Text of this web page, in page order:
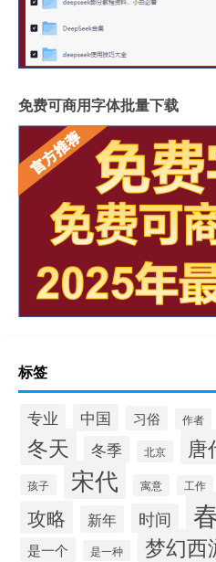
免费可商用字体批量下载
标签
专业 中国 习俗 作者
冬天 冬季 北京 唐
孩子 宋代 寓意 工作
攻略 新年 时间
是一个 是一种 梦幻西